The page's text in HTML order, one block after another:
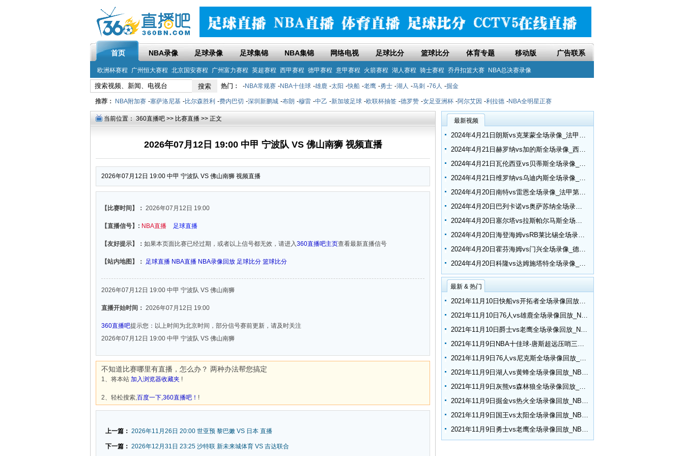
首页 NBA录像 足球录像 足球集锦 NBA集锦 网络电视 足球比分 篮球比分 体育专题 移动版 广告联系
欧洲杯赛程 广州恒大赛程 北京国安赛程 广州富力赛程 英超赛程 西甲赛程 德甲赛程 意甲赛程 火箭赛程 湖人赛程 骑士赛程 乔丹扣篮大赛 NBA总决赛录像
热门： -NBA常规赛 -NBA十佳球 -雄鹿 -太阳 -快船 -老鹰 -勇士 -湖人 -马刺 -76人 -掘金
推荐： NBA附加赛 -塞萨洛尼基 -比尔森胜利 -费内巴切 -深圳新鹏城 -布朗 -穆雷 -中乙 -新加坡足球 -欧联杯抽签 -德罗赞 -女足亚洲杯 -阿尔艾因 -利拉德 -NBA全明星正赛
当前位置： 360直播吧 >> 比赛直播 >> 正文
2026年07月12日 19:00 中甲 宁波队 VS 佛山南狮 视频直播
2026年07月12日 19:00 中甲 宁波队 VS 佛山南狮 视频直播
【比赛时间】： 2026年07月12日 19:00
【直播信号】: NBA直播 足球直播
【友好提示】： 如果本页面比赛已经过期，或者以上信号都无效，请进入360直播吧主页查看最新直播信号
【站内地图】： 足球直播 NBA直播 NBA录像回放 足球比分 篮球比分
2026年07月12日 19:00 中甲 宁波队 VS 佛山南狮
直播开始时间： 2026年07月12日 19:00
360直播吧提示您：以上时间为北京时间，部分信号赛前更新，请及时关注
2026年07月12日 19:00 中甲 宁波队 VS 佛山南狮
不知道比赛哪里有直播，怎么办？ 两种办法帮您搞定
1、将本站 加入浏览器收藏夹 !
2、轻松搜索,百度一下,360直播吧！ !
上一篇： 2026年11月26日 20:00 世亚预 黎巴嫩 VS 日本 直播
下一篇： 2026年12月31日 23:25 沙特联 新未来城体育 VS 吉达联合
最新视频
2024年4月21日朗斯vs克莱蒙全场录像_法甲第30轮
2024年4月21日赫罗纳vs加的斯全场录像_西甲第32轮
2024年4月21日瓦伦西亚vs贝蒂斯全场录像_西甲第32轮
2024年4月21日维罗纳vs乌迪内斯全场录像_意甲第33轮
2024年4月20日南特vs雷恩全场录像_法甲第30轮
2024年4月20日巴列卡诺vs奥萨苏纳全场录像_西甲第32轮
2024年4月20日塞尔塔vs拉斯帕尔马斯全场录像_西甲第32轮
2024年4月20日海登海姆vsRB莱比锡全场录像_德甲第30轮
2024年4月20日霍芬海姆vs门兴全场录像_德甲第30轮
2024年4月20日科隆vs达姆施塔特全场录像_德甲第30轮
最新 & 热门
2021年11月10日快船vs开拓者全场录像回放_NBA常规赛
2021年11月10日76人vs雄鹿全场录像回放_NBA常规赛
2021年11月10日爵士vs老鹰全场录像回放_NBA常规赛
2021年11月9日NBA十佳球-唐斯超远压哨三分 小乔丹空接隔扣
2021年11月9日76人vs尼克斯全场录像回放_NBA常规赛
2021年11月9日湖人vs黄蜂全场录像回放_NBA常规赛
2021年11月9日灰熊vs森林狼全场录像回放_NBA常规赛
2021年11月9日掘金vs热火全场录像回放_NBA常规赛
2021年11月9日国王vs太阳全场录像回放_NBA常规赛
2021年11月9日勇士vs老鹰全场录像回放_NBA常规赛